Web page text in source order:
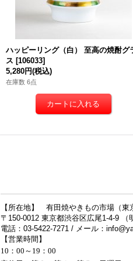
ハッピーリング（白） 至高の焼酎グ
ス [106033]
5,280円(税込)
在庫数 6点
【所在地】 有田焼やきもの市場（東
〒150-0012 東京都渋谷区広尾1-4-9 （
電話：03-5422-7271 / メール：
【営業時間】
10：00～19：00